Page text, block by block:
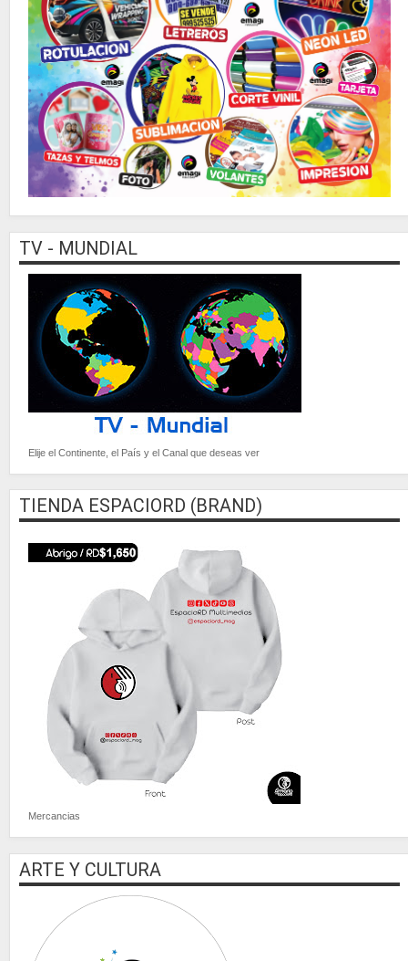
TV - MUNDIAL
Elije el Continente, el País y el Canal que deseas ver
TIENDA ESPACIORD (BRAND)
Mercancias
ARTE Y CULTURA